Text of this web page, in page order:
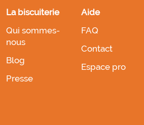
La biscuiterie
Qui sommes-
nous
Blog
Presse
Aide
FAQ
Contact
Espace pro